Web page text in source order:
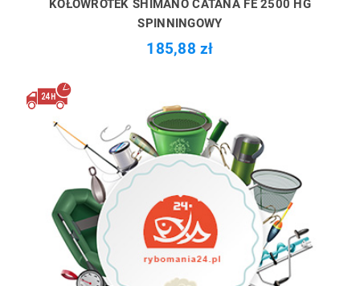
KOŁOWROTEK SHIMANO CATANA FE 2500 HG
SPINNINGOWY
185,88 zł